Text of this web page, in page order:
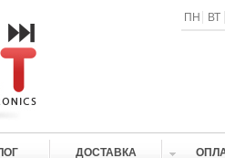
ПН ВТ
ДОСТАВКА